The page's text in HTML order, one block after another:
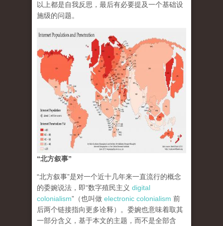
以上都是自我反思，最后有必要提及一个基础设
施级的问题。
“北方叙事”
“北方叙事”是对一个近十几年来一直流行的概念
的委婉说法，即“数字殖民主义 digital
colonialism”（也叫做 electronic colonialism 前
后两个链接指向更多诠释）。委婉也意味着取其
一部分含义，基于本文的主题，而不是全部含